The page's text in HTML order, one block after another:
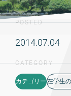
POSTED
2014.07.04
CATEGORY
カテゴリー 在学生